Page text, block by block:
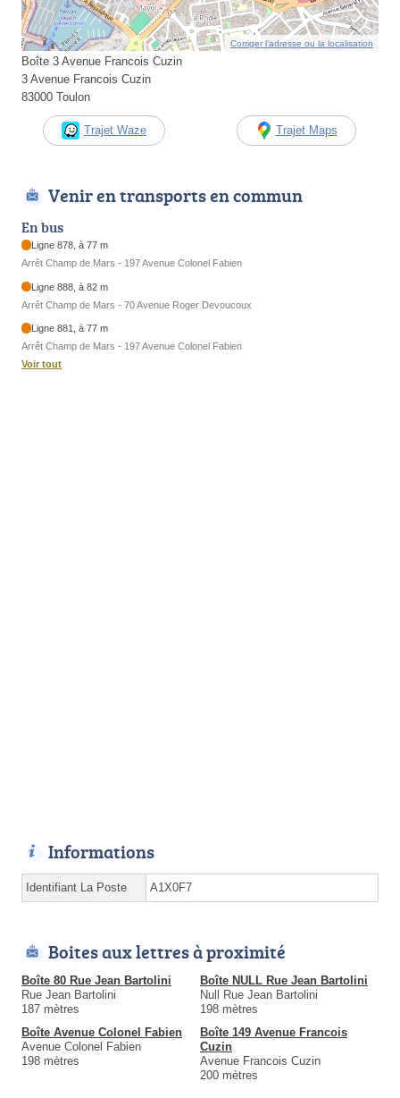
Corriger l’adresse ou la localisation
Boîte 3 Avenue Francois Cuzin
3 Avenue Francois Cuzin
83000 Toulon
Trajet Waze Trajet Maps
Venir en transports en commun
En bus
Ligne 878, à 77 m
Arrêt Champ de Mars - 197 Avenue Colonel Fabien
Ligne 888, à 82 m
Arrêt Champ de Mars - 70 Avenue Roger Devoucoux
Ligne 881, à 77 m
Arrêt Champ de Mars - 197 Avenue Colonel Fabien
Voir tout
Informations
Identifiant La Poste A1X0F7
Boites aux lettres à proximité
Boîte 80 Rue Jean Bartolini
Rue Jean Bartolini
187 mètres
Boîte NULL Rue Jean Bartolini
Null Rue Jean Bartolini
198 mètres
Boîte Avenue Colonel Fabien
Avenue Colonel Fabien
198 mètres
Boîte 149 Avenue Francois
Cuzin
Avenue Francois Cuzin
200 mètres